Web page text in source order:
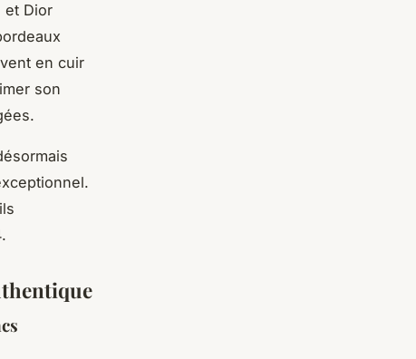
et Dior
en cuir
son